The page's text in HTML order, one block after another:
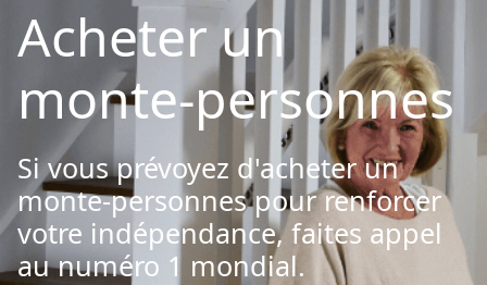
Acheter un
monte-personnes
Si vous prévoyez d'acheter un
monte-personnes pour renforcer
votre indépendance, faites appel
au numéro 1 mondial.